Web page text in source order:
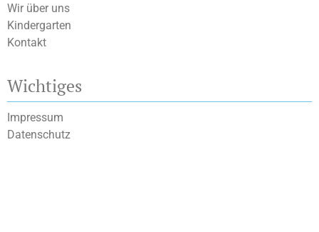
Wir über uns
Kindergarten
Kontakt
Wichtiges
Impressum
Datenschutz